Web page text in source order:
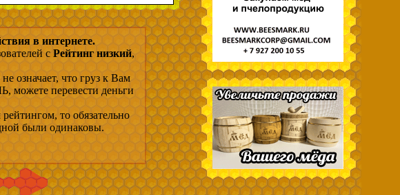
в интернете.
с Рейтинг низкий,
означает, что груз к Вам
можете перевести деньги
то обязательно
были одинаковы.